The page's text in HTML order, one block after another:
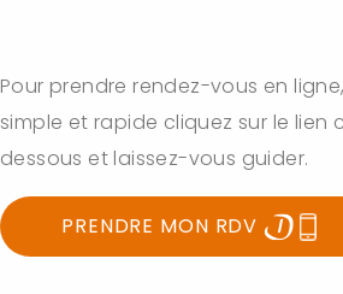
Pour prendre rendez-vous en
simple et rapide cliquez sur le lien
dessous et laissez-vous guider.
PRENDRE MON RDV